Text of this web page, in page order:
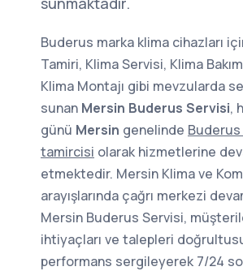
Buderus marka klima cihazları
Tamiri, Klima Servisi, Klima
Klima Montajı gibi mevzularda
sunan Mersin Buderus Servisi,
günü Mersin genelinde
tamircisi olarak hizmetlerine
etmektedir. Mersin Klima ve
arayışlarında çağrı merkezi
Mersin Buderus Servisi,
ihtiyaçları ve talepleri
performans sergileyerek 7/24